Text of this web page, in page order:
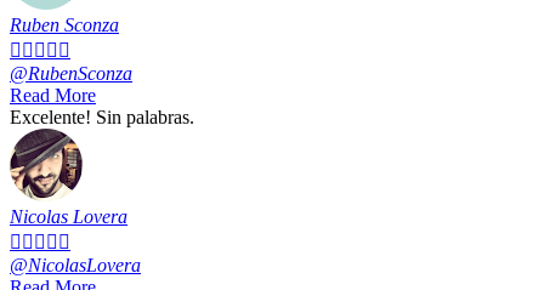
Ruben Sconza
    
@RubenSconza
Read More
Excelente! Sin palabras.
Nicolas Lovera
    
@NicolasLovera